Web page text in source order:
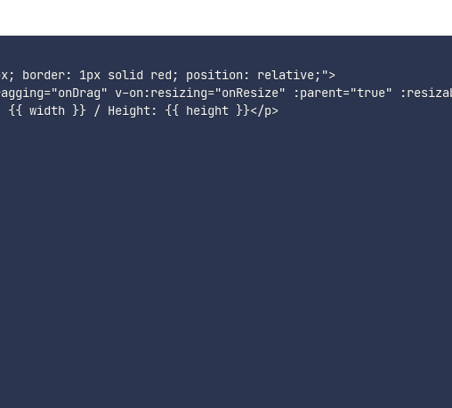
border: 1px solid red; position: relative;">
v-on:resizing="onResize" :parent="true"
width }} / Height: {{ height }}</p>